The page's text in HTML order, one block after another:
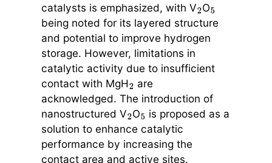
catalysts is emphasized, with V2O5
being noted for its layered structure
and potential to improve hydrogen
storage. However, limitations in
catalytic activity due to insufficient
contact with MgH2 are
acknowledged. The introduction of
nanostructured V2O5 is proposed as a
solution to enhance catalytic
performance by increasing the
contact area and active sites.